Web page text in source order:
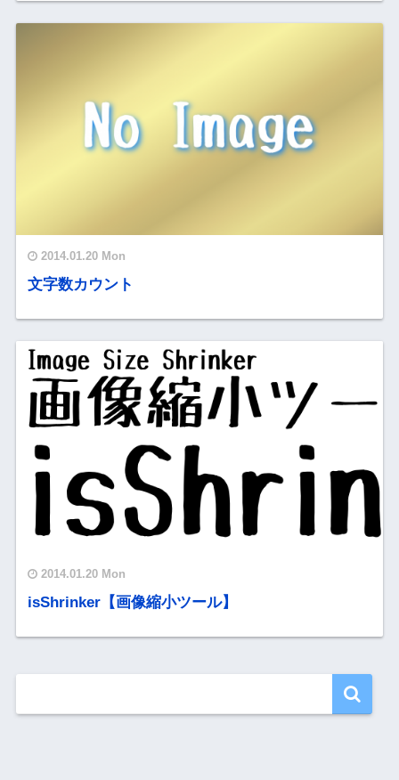
2014.01.20 Mon
文字数カウント
2014.01.20 Mon
isShrinker【画像縮小ツール】